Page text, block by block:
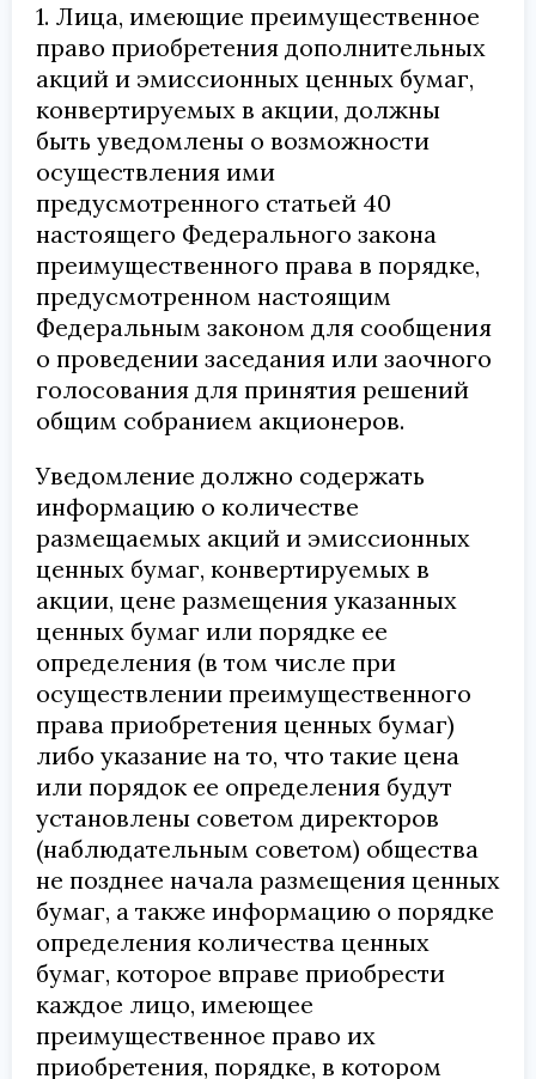
1. Лица, имеющие преимущественное
право приобретения дополнительных
акций и эмиссионных ценных бумаг,
конвертируемых в акции, должны
быть уведомлены о возможности
осуществления ими
предусмотренного статьей 40
настоящего Федерального закона
преимущественного права в порядке,
предусмотренном настоящим
Федеральным законом для сообщения
о проведении заседания или заочного
голосования для принятия решений
общим собранием акционеров.
Уведомление должно содержать
информацию о количестве
размещаемых акций и эмиссионных
ценных бумаг, конвертируемых в
акции, цене размещения указанных
ценных бумаг или порядке ее
определения (в том числе при
осуществлении преимущественного
права приобретения ценных бумаг)
либо указание на то, что такие цена
или порядок ее определения будут
установлены советом директоров
(наблюдательным советом) общества
не позднее начала размещения ценных
бумаг, а также информацию о порядке
определения количества ценных
бумаг, которое вправе приобрести
каждое лицо, имеющее
преимущественное право их
приобретения, порядке, в котором